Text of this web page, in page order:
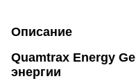
Описание
Quamtrax Energy
энергии